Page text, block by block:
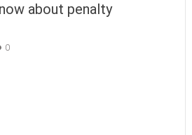
about penalty
0